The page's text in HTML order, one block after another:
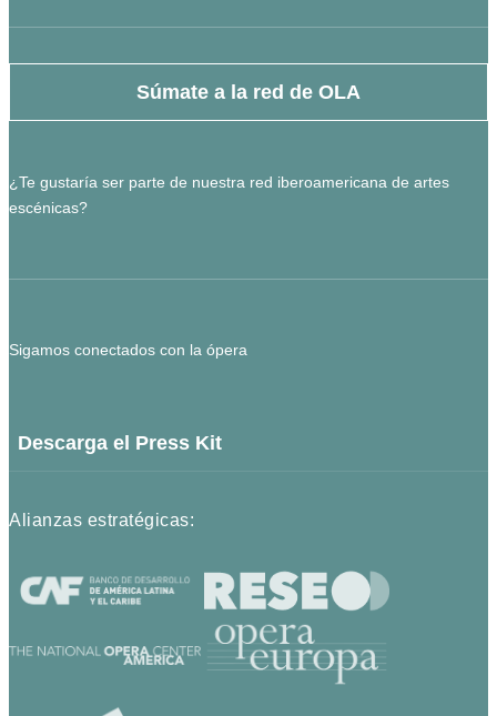
Súmate a la red de OLA
¿Te gustaría ser parte de nuestra red iberoamericana de artes
escénicas?
Sigamos conectados con la ópera
Descarga el Press Kit
Alianzas estratégicas: